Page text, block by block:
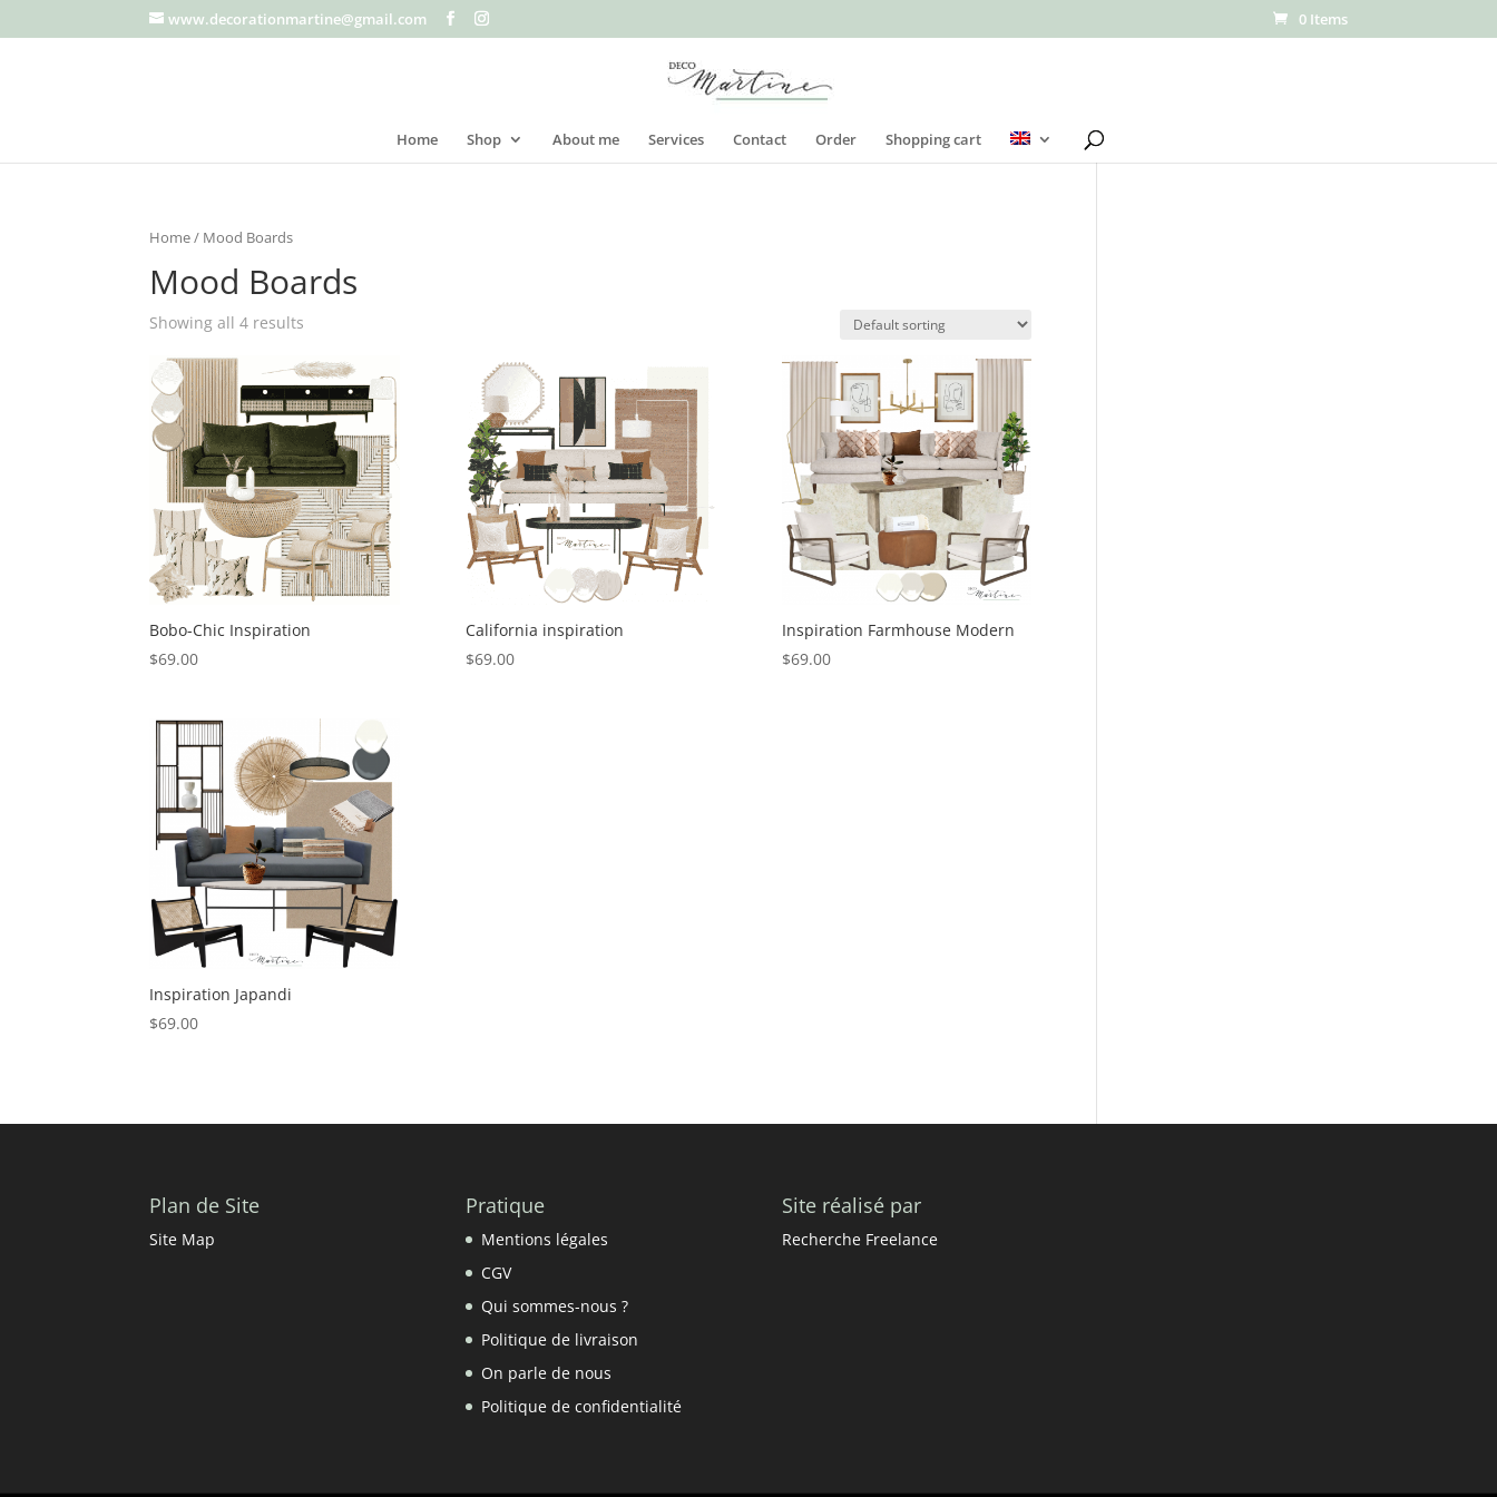
www.decorationmartine@gmail.com 0 Items
Home Shop About me Services Contact Order Shopping cart
Home/ Mood Boards
Mood Boards
Showing all 4 results
Bobo-Chic Inspiration
$69.00
California inspiration
$69.00
Inspiration Farmhouse Modern
$69.00
Inspiration Japandi
$69.00
Plan de Site
Site Map
Pratique
Mentions légales
CGV
Qui sommes-nous ?
Politique de livraison
On parle de nous
Politique de confidentialité
Site réalisé par
Recherche Freelance
Inscrivez-vous à l'infolettre
Recevez nos conseils de déco et restez à l'affût de notre sélection d'objets déco.